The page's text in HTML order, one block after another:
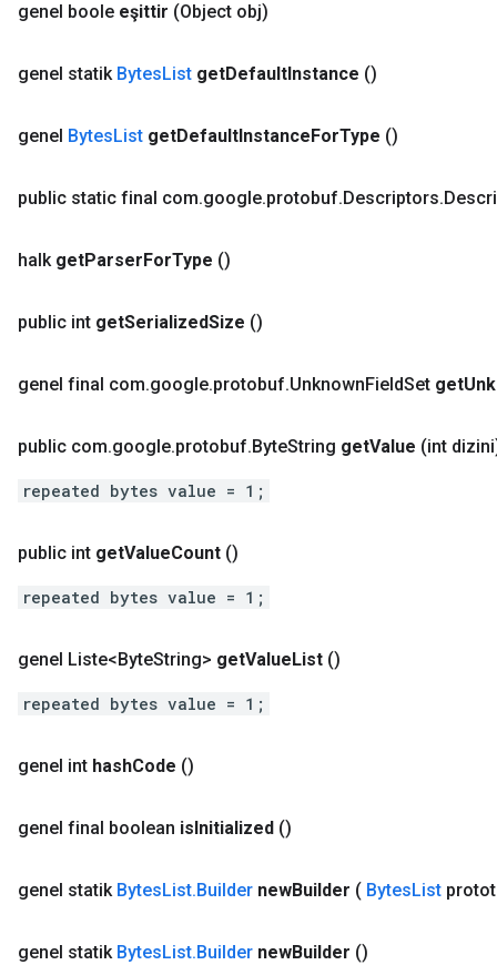
genel boole eşittir (Object obj)
genel statik BytesList getDefaultInstance ()
genel BytesList getDefaultInstanceForType ()
public static final com.google.protobuf.Descriptors.
halk getParserForType ()
public int getSerializedSize ()
genel final com.google.protobuf.UnknownFieldSet get
public com.google.protobuf.ByteString getValue (int
repeated bytes value = 1;
public int getValueCount ()
repeated bytes value = 1;
genel Liste<ByteString> getValueList ()
repeated bytes value = 1;
genel int hashCode ()
genel final boolean isInitialized ()
genel statik BytesList.Builder newBuilder ( BytesList
genel statik BytesList.Builder newBuilder ()